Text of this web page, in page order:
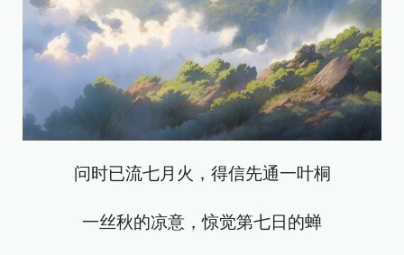
问时已流七月火，得信先通一叶桐
一丝秋的凉意，惊觉第七日的蝉